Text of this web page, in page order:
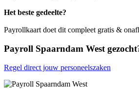
Het beste gedeelte?
Payrollkaart doet dit compleet gratis &
Payroll Spaarndam West
Regel direct jouw personeelszaken